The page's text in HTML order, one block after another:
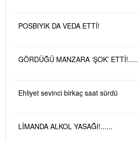
POSBIYIK DA VEDA ETTİ!
GÖRDÜĞÜ MANZARA ‘ŞOK’ ETTİ!.....
Ehliyet sevinci birkaç saat sürdü
LİMANDA ALKOL YASAĞI!......